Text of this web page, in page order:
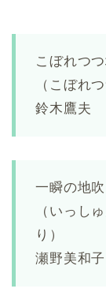
こぼれつ
（こぼれ
鈴木鷹夫
一瞬の地
（いっし
り）
瀬野美和子